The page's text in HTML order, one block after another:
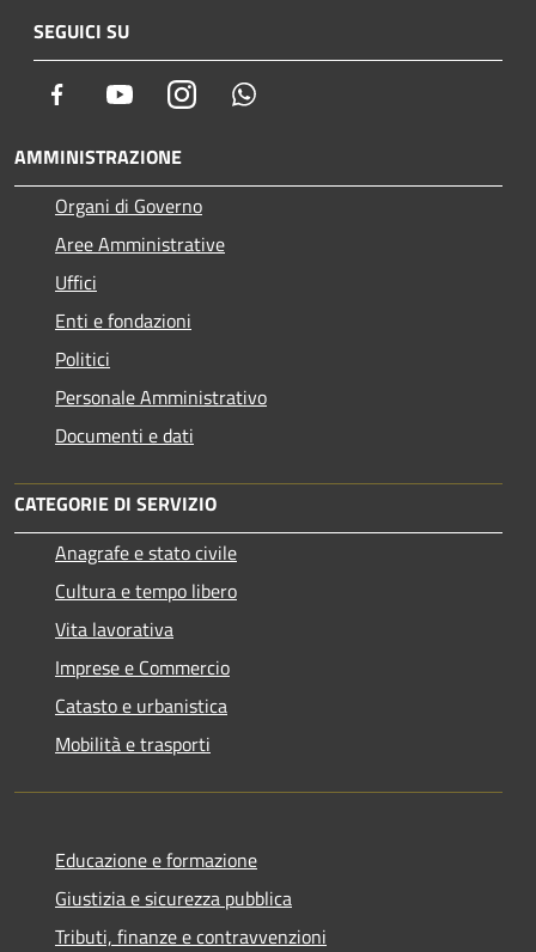
SEGUICI SU
Facebook YoutubeInstagram
AMMINISTRAZIONE
Organi di Governo
Aree Amministrative
Uffici
Enti e fondazioni
Politici
Personale Amministrativo
Documenti e dati
CATEGORIE DI SERVIZIO
Anagrafe e stato civile
Cultura e tempo libero
Vita lavorativa
Imprese e Commercio
Catasto e urbanistica
Mobilità e trasporti
Educazione e formazione
Giustizia e sicurezza pubblica
Tributi, finanze e contravvenzioni